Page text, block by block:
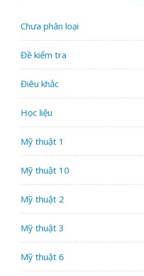
Chưa phân loại
Đề kiểm tra
Điêu khắc
Học liệu
Mỹ thuật 1
Mỹ thuật 10
Mỹ thuật 2
Mỹ thuật 3
Mỹ thuật 6